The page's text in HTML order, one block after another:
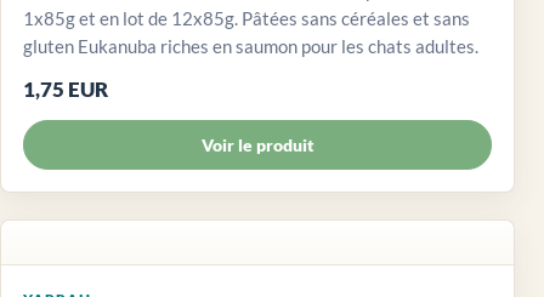
1x85g et en lot de 12x85g. Pâtées sans céréales et sans
gluten Eukanuba riches en saumon pour les chats adultes.
1,75 EUR
Voir le produit